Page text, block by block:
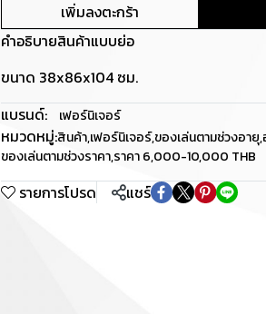
เพิ่มลงตะกร้า
คำอธิบายสินค้าแบบย่อ
ขนาด 38x86x104 ซม.
แบรนด์:
เฟอร์นิเจอร์
หมวดหมู่:สินค้า,เฟอร์นิเจอร์,ของเล่นตามช่วงอายุ,
ของเล่นตามช่วงราคา,ราคา 6,000-10,000 THB
รายการโปรด แชร์